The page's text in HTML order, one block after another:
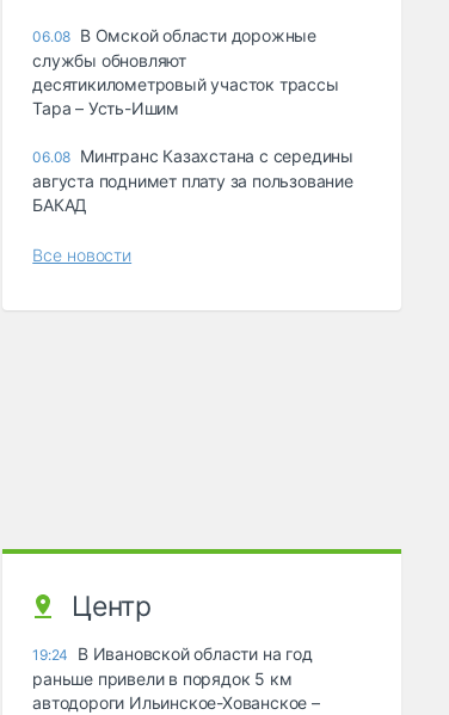
06.08 В Омской области дорожные
службы обновляют
десятикилометровый участок трассы
Тара – Усть-Ишим
06.08 Минтранс Казахстана с середины
августа поднимет плату за пользование
БАКАД
Все новости
Центр
19:24
В Ивановской области на год
раньше привели в порядок 5 км
автодороги Ильинское-Хованское –